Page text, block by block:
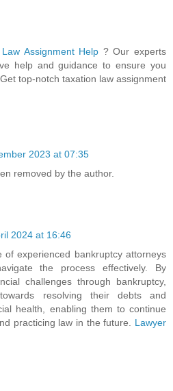
Assignment Help ? Our experts
help and guidance to ensure you
top-notch taxation law assignment
2023 at 07:35
removed by the author.
2024 at 16:46
of experienced bankruptcy attorneys
the process effectively. By
challenges through bankruptcy,
resolving their debts and
health, enabling them to continue
practicing law in the future. Lawyer